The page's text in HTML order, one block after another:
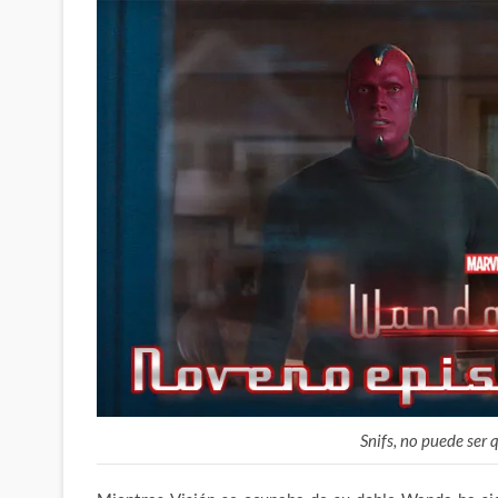
Snifs, no puede ser